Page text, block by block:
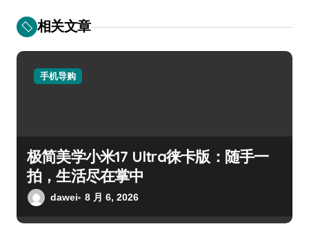
相关文章
手机导购
极简美学小米17 Ultra徕卡版：随手一
拍，生活尽在掌中
dawei 8 月 6, 2026